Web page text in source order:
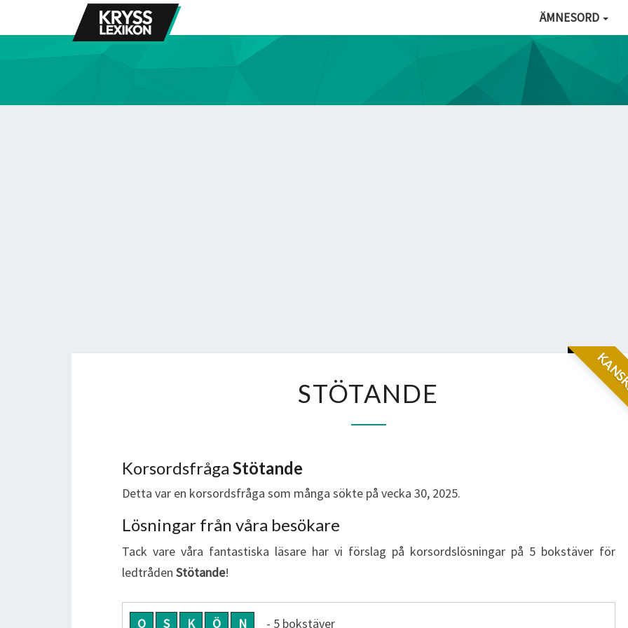
ÄMNESORD
STÖTANDE
Korsordsfråga Stötande
Detta var en korsordsfråga som många sökte på vecka 30, 2025.
Lösningar från våra besökare
Tack vare våra fantastiska läsare har vi förslag på korsordslösningar på 5 bokstäver för
ledtråden Stötande!
O S K Ö N - 5 bokstäver